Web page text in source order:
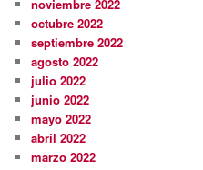
noviembre 2022
octubre 2022
septiembre 2022
agosto 2022
julio 2022
junio 2022
mayo 2022
abril 2022
marzo 2022